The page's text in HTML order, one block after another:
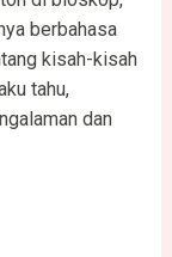
berbahasa
kisah-kisah
tahu,
dan